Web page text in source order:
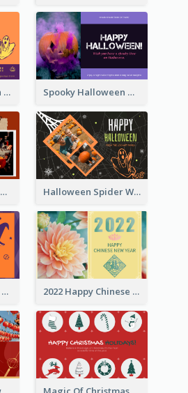
Haunted Attraction Themed Halloween Card Spooky Halloween Greeting Card
Have A Good Time This Halloween Greeting Card Halloween Spider Web Greeting Card
Halloween Collage Greeting Card 2022 Happy Chinese New Year Flower Photo Greeting Card